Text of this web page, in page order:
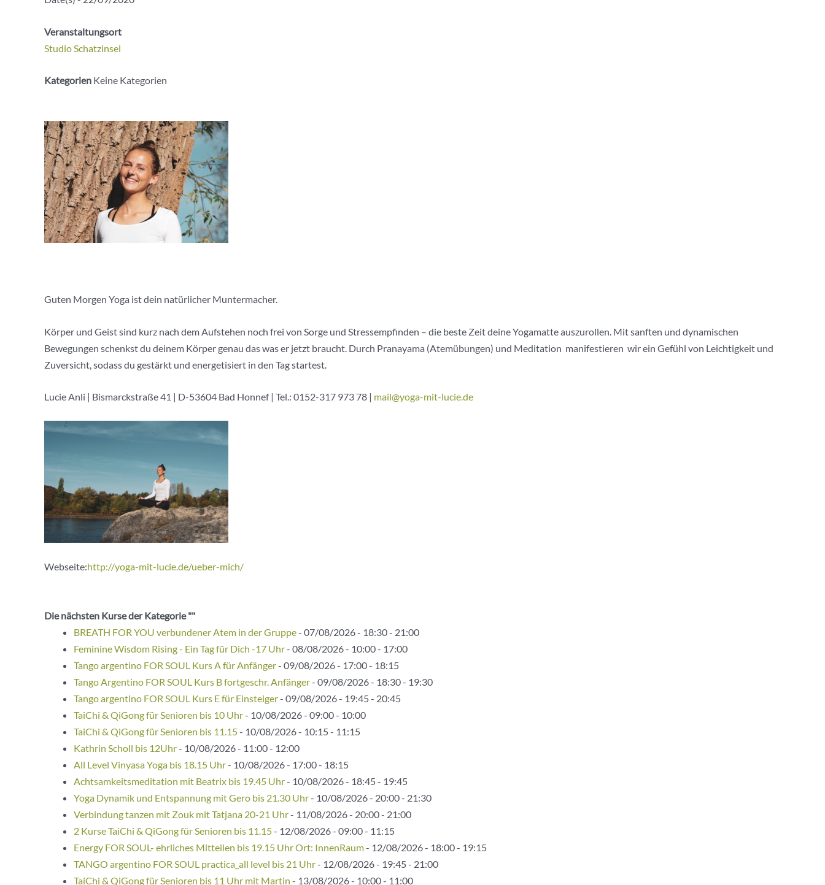
Veranstaltungsort
Studio Schatzinsel
Kategorien Keine Kategorien
Guten Morgen Yoga ist dein natürlicher Muntermacher.
Körper und Geist sind kurz nach dem Aufstehen noch frei von Sorge und Stressempfinden – die beste Zeit deine Yogamatte auszurollen. Mit sanften und dynamischen
Bewegungen schenkst du deinem Körper genau das was er jetzt braucht. Durch Pranayama (Atemübungen) und Meditation manifestieren wir ein Gefühl von Leichtigkeit und
Zuversicht, sodass du gestärkt und energetisiert in den Tag startest.
Lucie Anli | Bismarckstraße 41 | D-53604 Bad Honnef | Tel.: 0152-317 973 78 | mail@yoga-mit-lucie.de
Webseite:http://yoga-mit-lucie.de/ueber-mich/
Die nächsten Kurse der Kategorie ""
BREATH FOR YOU verbundener Atem in der Gruppe- 07/08/2026 - 18:30 - 21:00
Feminine Wisdom Rising - Ein Tag für Dich -17 Uhr- 08/08/2026 - 10:00 - 17:00
Tango argentino FOR SOUL Kurs A für Anfänger- 09/08/2026 - 17:00 - 18:15
Tango Argentino FOR SOUL Kurs B fortgeschr. Anfänger- 09/08/2026 - 18:30 - 19:30
Tango argentino FOR SOUL Kurs E für Einsteiger- 09/08/2026 - 19:45 - 20:45
TaiChi & QiGong für Senioren bis 10 Uhr- 10/08/2026 - 09:00 - 10:00
TaiChi & QiGong für Senioren bis 11.15- 10/08/2026 - 10:15 - 11:15
Kathrin Scholl bis 12Uhr- 10/08/2026 - 11:00 - 12:00
All Level Vinyasa Yoga bis 18.15 Uhr- 10/08/2026 - 17:00 - 18:15
Achtsamkeitsmeditation mit Beatrix bis 19.45 Uhr- 10/08/2026 - 18:45 - 19:45
Yoga Dynamik und Entspannung mit Gero bis 21.30 Uhr- 10/08/2026 - 20:00 - 21:30
Verbindung tanzen mit Zouk mit Tatjana 20-21 Uhr- 11/08/2026 - 20:00 - 21:00
2 Kurse TaiChi & QiGong für Senioren bis 11.15- 12/08/2026 - 09:00 - 11:15
Energy FOR SOUL- ehrliches Mitteilen bis 19.15 Uhr Ort: InnenRaum- 12/08/2026 - 18:00 - 19:15
TANGO argentino FOR SOUL practica_all level bis 21 Uhr- 12/08/2026 - 19:45 - 21:00
TaiChi & QiGong für Senioren bis 11 Uhr mit Martin - 13/08/2026 - 10:00 - 11:00